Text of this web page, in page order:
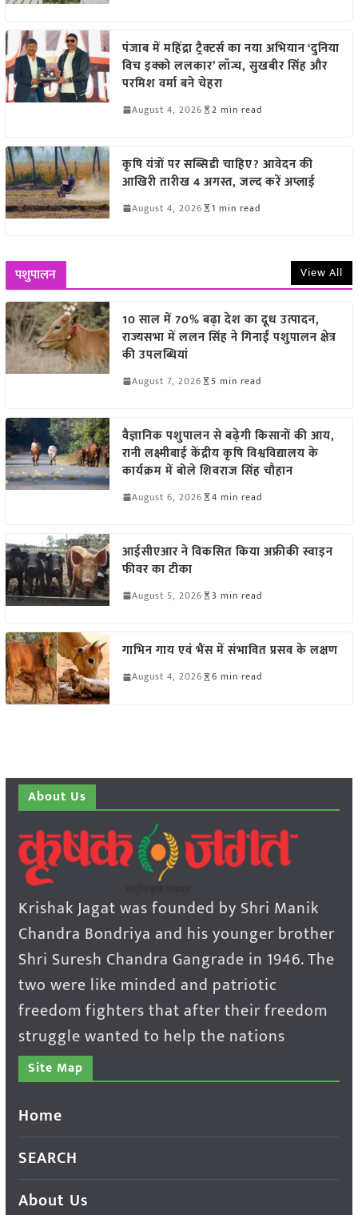
पंजाब में महिंद्रा ट्रैक्टर्स का नया अभियान ‘दुनिया
विच इक्को ललकार’ लॉन्च, सुखबीर सिंह और
परमिश वर्मा बने चेहरा
August 4, 2026 2 min read
कृषि यंत्रों पर सब्सिडी चाहिए? आवेदन की
आखिरी तारीख 4 अगस्त, जल्द करें अप्लाई
August 4, 2026 1 min read
पशुपालन View All
10 साल में 70% बढ़ा देश का दूध उत्पादन,
राज्यसभा में ललन सिंह ने गिनाईं पशुपालन क्षेत्र
की उपलब्धियां
August 7, 2026 5 min read
वैज्ञानिक पशुपालन से बढ़ेगी किसानों की आय,
रानी लक्ष्मीबाई केंद्रीय कृषि विश्वविद्यालय के
कार्यक्रम में बोले शिवराज सिंह चौहान
August 6, 2026 4 min read
आईसीएआर ने विकसित किया अफ्रीकी स्वाइन
फीवर का टीका
August 5, 2026 3 min read
गाभिन गाय एवं भैंस में संभावित प्रसव के लक्षण
August 4, 2026 6 min read
About Us
Krishak Jagat was founded by Shri Manik
Chandra Bondriya and his younger brother
Shri Suresh Chandra Gangrade in 1946. The
two were like minded and patriotic
freedom fighters that after their freedom
struggle wanted to help the nations
Site Map
Home
SEARCH
About Us